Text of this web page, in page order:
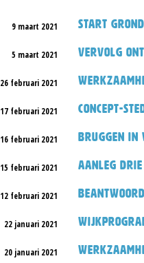
9 maart 2021 Start
5 maart 2021 Vervolg
26 februari 2021
17 februari 2021 Concept-
16 februari 2021 Bruggen in
15 februari 2021 Aanleg
12 februari 2021
22 januari 2021
20 januari 2021